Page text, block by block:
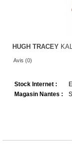
HUGH TRACEY
Avis (0)
Stock Internet :
Magasin Nantes :